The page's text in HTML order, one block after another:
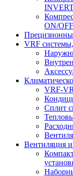
ON/OFF
VRF
VRF-
Сплит
Вентиляция